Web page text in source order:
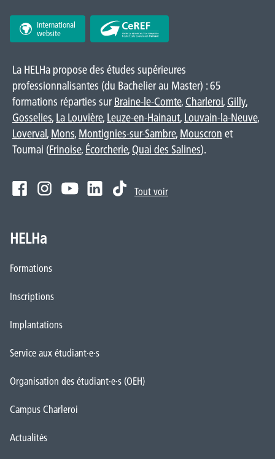
International
website
La HELHa propose des études supérieures
professionnalisantes (du Bachelier au Master) : 65
formations réparties surBraine-le-Comte, Charleroi, Gilly,
Gosselies, La Louvière, Leuze-en-Hainaut, Louvain-la-Neuve,
Loverval, Mons, Montignies-sur-Sambre, Mouscron et
Tournai (Frinoise, Écorcherie, Quai des Salines).
Tout voir
HELHa
Formations
Inscriptions
Implantations
Service aux étudiant·e·s
Organisation des étudiant·e·s (OEH)
Campus Charleroi
Actualités